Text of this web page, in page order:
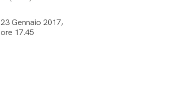
23 Gennaio 2017,
ore 17.45